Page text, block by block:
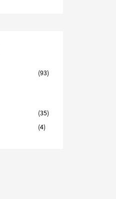
(93)
(35)
(4)